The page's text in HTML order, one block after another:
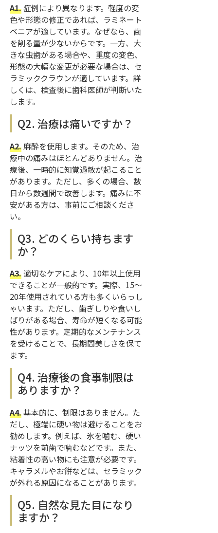
A1.症例により異なります。軽度の変
色や形態の修正であれば、ラミネート
ベニアが適しています。なぜなら、歯
を削る量が少ないからです。一方、大
きな虫歯がある場合や、重度の変色、
形態の大幅な変更が必要な場合は、セ
ラミッククラウンが適しています。詳
しくは、検査後に歯科医師が判断いた
します。
Q2. 治療は痛いですか？
A2.麻酔を使用します。そのため、治
療中の痛みはほとんどありません。治
療後、一時的に知覚過敏が起こること
があります。ただし、多くの場合、数
日から数週間で改善します。痛みに不
安がある方は、事前にご相談くださ
い。
Q3. どのくらい持ちます
か？
A3.適切なケアにより、10年以上使用
できることが一般的です。実際、15〜
20年使用されている方も多くいらっし
ゃいます。ただし、歯ぎしりや食いし
ばりがある場合、寿命が短くなる可能
性があります。定期的なメンテナンス
を受けることで、長期間美しさを保て
ます。
Q4. 治療後の食事制限は
ありますか？
A4.基本的に、制限はありません。た
だし、極端に硬い物は避けることをお
勧めします。例えば、氷を噛む、硬い
ナッツを前歯で噛むなどです。また、
粘着性の高い物にも注意が必要です。
キャラメルやお餅などは、セラミック
が外れる原因になることがあります。
Q5. 自然な見た目になり
ますか？